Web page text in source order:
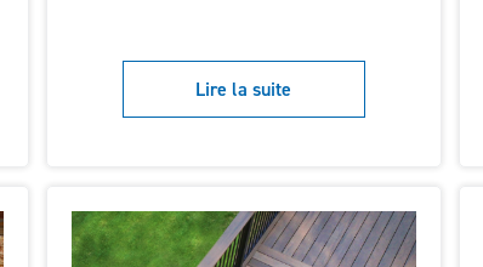
Lire la suite